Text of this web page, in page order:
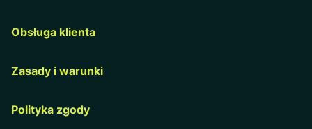
Obsługa klienta
Zasady i warunki
Polityka zgody